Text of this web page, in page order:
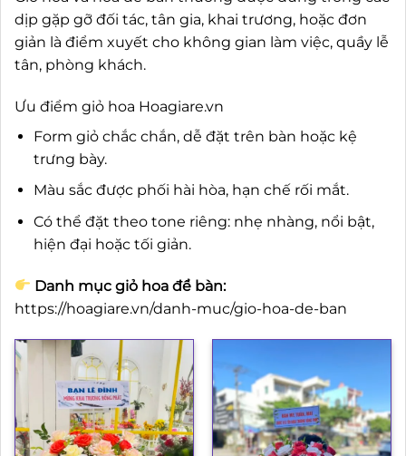
dịp gặp gỡ đối tác, tân gia, khai trương, hoặc đơn
giản là điểm xuyết cho không gian làm việc, quầy lễ
tân, phòng khách.
Ưu điểm giỏ hoa Hoagiare.vn
Form giỏ chắc chắn, dễ đặt trên bàn hoặc kệ
trưng bày.
Màu sắc được phối hài hòa, hạn chế rối mắt.
Có thể đặt theo tone riêng: nhẹ nhàng, nổi bật,
hiện đại hoặc tối giản.
Danh mục giỏ hoa để bàn:
https://hoagiare.vn/danh-muc/gio-hoa-de-ban